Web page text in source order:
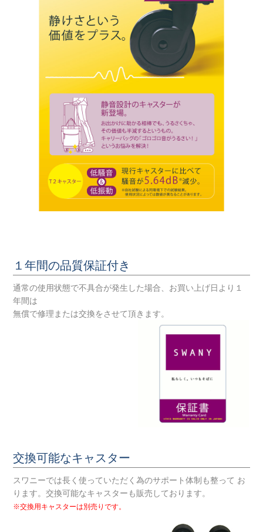
１年間の品質保証付き
通常の使用状態で不具合が発生した場合、お買い上げ日より１
年間は
無償で修理または交換をさせて頂きます。
交換可能なキャスター
スワニーでは長く使っていただく為のサポート体制も整って お
ります。交換可能なキャスターも販売しております。
※交換用キャスターは別売りです。